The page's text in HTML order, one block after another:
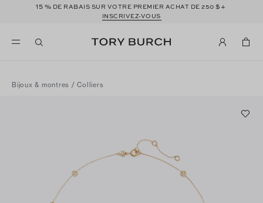
15 % DE RABAIS SUR VOTRE PREMIER ACHAT DE 250$+
INSCRIVEZ-VOUS
Bijoux & montres /Colliers